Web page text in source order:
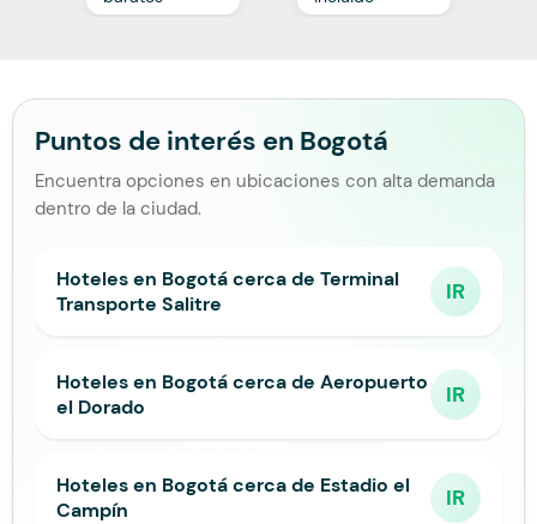
Puntos de interés en Bogotá
Encuentra opciones en ubicaciones con alta demanda
dentro de la ciudad.
Hoteles en Bogotá cerca de Terminal
Transporte Salitre
IR
Hoteles en Bogotá cerca de Aeropuerto
el Dorado
IR
Hoteles en Bogotá cerca de Estadio el
Campín
IR